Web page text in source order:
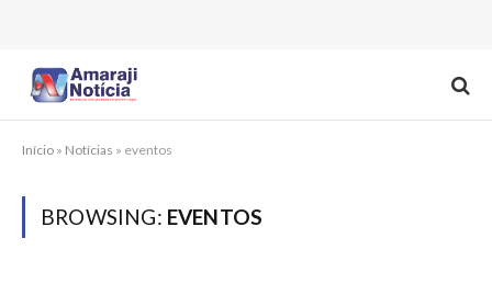
Início » Notícias » eventos
BROWSING: EVENTOS